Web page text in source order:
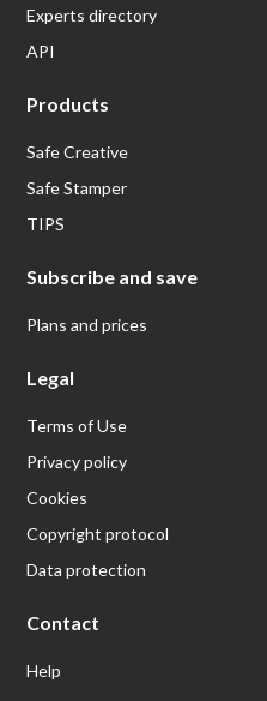
Experts directory
API
Products
Safe Creative
Safe Stamper
TIPS
Subscribe and save
Plans and prices
Legal
Terms of Use
Privacy policy
Cookies
Copyright protocol
Data protection
Contact
Help